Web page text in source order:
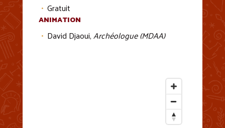
Gratuit
ANIMATION
David Djaoui,Archéologue (MDAA)